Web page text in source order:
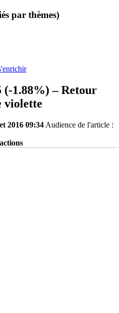
par thèmes)
(-1.88%) – Retour
violette
2016 09:34 Audience de l'article :